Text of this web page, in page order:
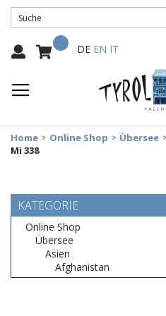
Mein Warenkorb
Select
DE EN IT
Home Online Shop Übersee
Mi 338
KATEGORIE
Online Shop
Übersee
Asien
Afghanistan